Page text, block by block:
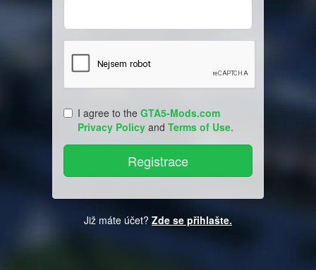
I agree to the GTA5-Mods.com
Privacy Policy and Terms of Use.
Již máte účet? Zde se přihlašte.